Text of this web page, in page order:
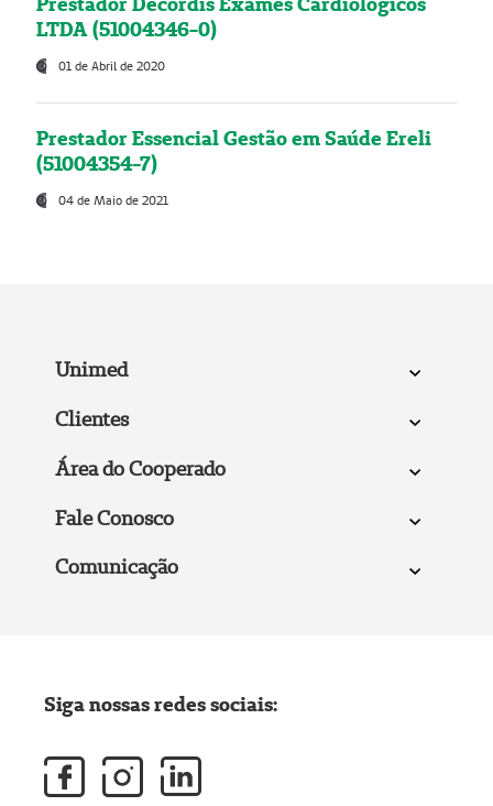
LTDA (51004346-0)
01 de Abril de 2020
Prestador Essencial Gestão em Saúde Ereli
(51004354-7)
04 de Maio de 2021
Unimed
Clientes
Área do Cooperado
Fale Conosco
Comunicação
Siga nossas redes sociais: